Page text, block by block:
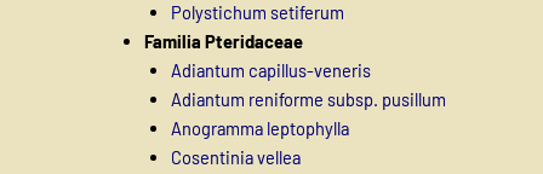
Polystichum setiferum
Familia Pteridaceae
Adiantum capillus-veneris
Adiantum reniforme subsp. pusillum
Anogramma leptophylla
Cosentinia vellea